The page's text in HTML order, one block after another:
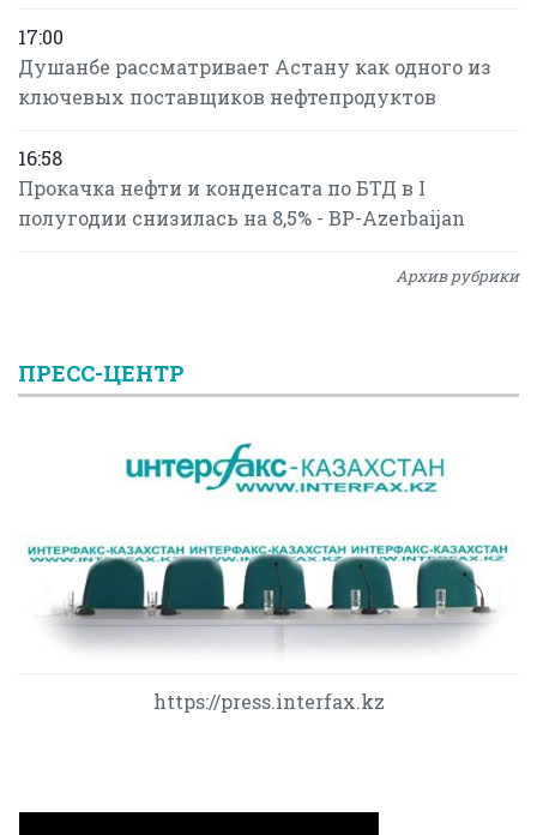
17:00
Душанбе рассматривает Астану как одного из
ключевых поставщиков нефтепродуктов
16:58
Прокачка нефти и конденсата по БТД в I
полугодии снизилась на 8,5% - BP-Azerbaijan
Архив рубрики
ПРЕСС-ЦЕНТР
https://press.interfax.kz